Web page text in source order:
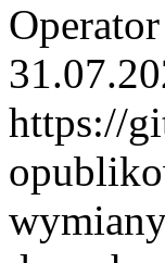
https://